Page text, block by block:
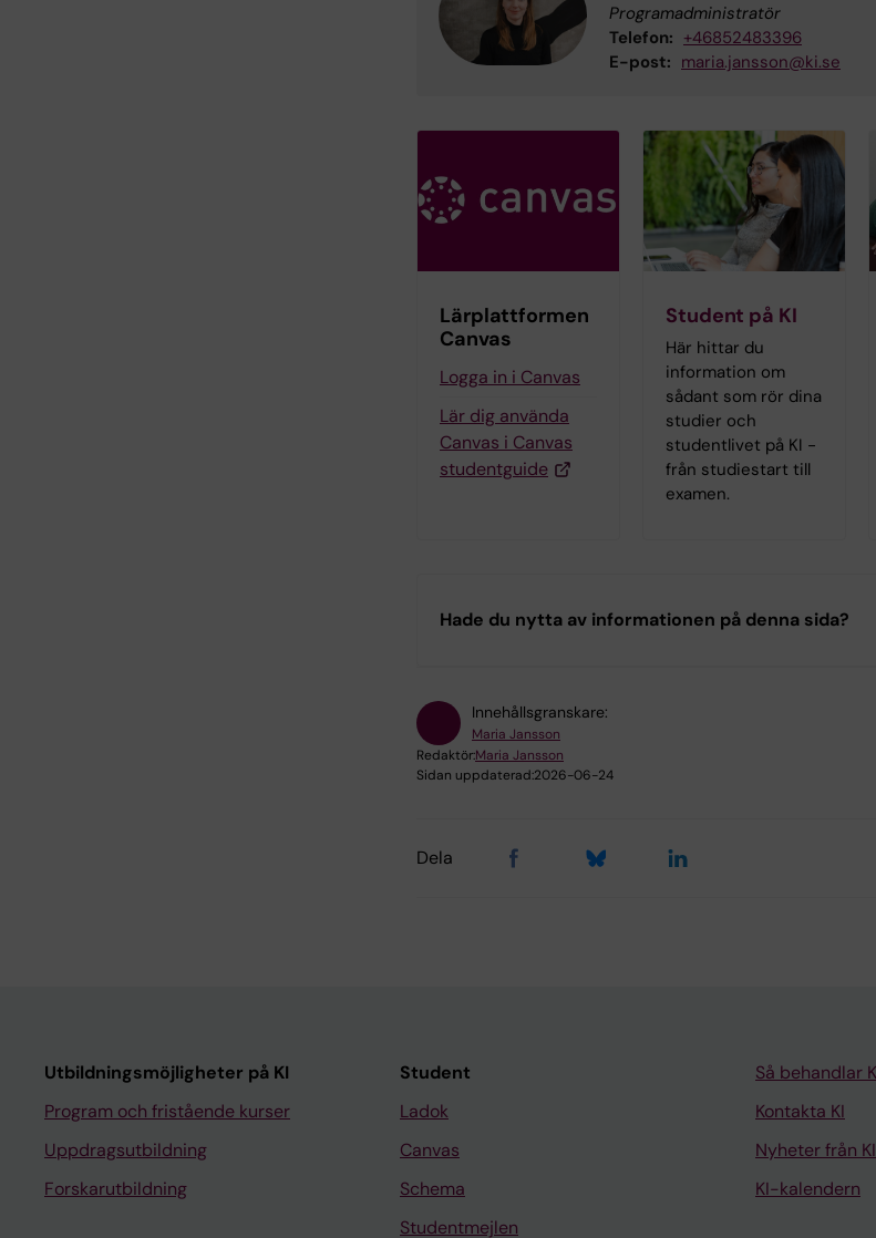
Programadministratör
Telefon: +46852483396
E-post: maria.jansson@ki.se
Lärplattformen
Canvas
Logga in i Canvas
Lär dig använda
Canvas i Canvas
studentguide
Student på KI
Här hittar du
information om
sådant som rör dina
studier och
studentlivet på KI -
från studiestart till
examen.
Hade du nytta av informationen på denna sida?
Innehållsgranskare:
Maria Jansson
Redaktör:Maria Jansson
Sidan uppdaterad:2026-06-24
Dela
Utbildningsmöjligheter på KI
Program och fristående kurser
Uppdragsutbildning
Forskarutbildning
Student
Ladok
Canvas
Schema
Studentmejlen
Så behandlar
Kontakta KI
Nyheter från KI
KI-kalendern